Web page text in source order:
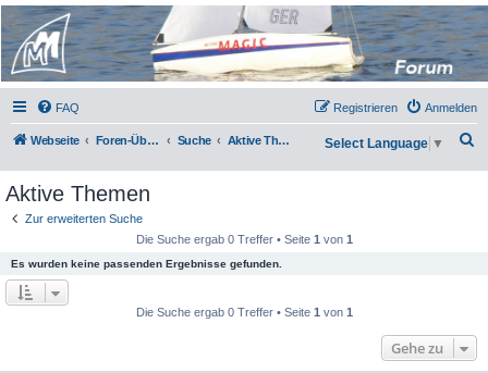
Micro Magic Forum
Deutschland
FAQ Anmelden
Registrieren
Webseite Foren-Übersicht Suche Aktive Themen Select Language ▼
Aktive Themen
Zur erweiterten Suche
Die Suche ergab 0 Treffer • Seite 1 von 1
Es wurden keine passenden Ergebnisse gefunden.
Die Suche ergab 0 Treffer • Seite 1 von 1
Gehe zu